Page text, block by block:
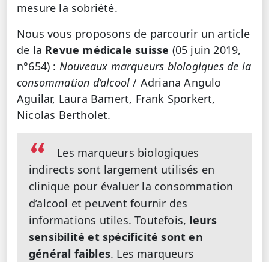
mesure la sobriété.
Nous vous proposons de parcourir un article
de la Revue médicale suisse (05 juin 2019,
n°654) : Nouveaux marqueurs biologiques de la
consommation d’alcool / Adriana Angulo
Aguilar, Laura Bamert, Frank Sporkert,
Nicolas Bertholet.
Les marqueurs biologiques
indirects sont largement utilisés en
clinique pour évaluer la consommation
d’alcool et peuvent fournir des
informations utiles. Toutefois, leurs
sensibilité et spécificité sont en
général faibles. Les marqueurs